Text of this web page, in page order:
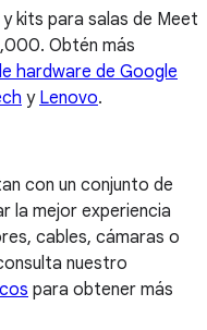
kits para salas de Meet
Obtén más
hardware de Google
y Lenovo.
con un conjunto de
la mejor experiencia
cables, cámaras o
nuestro
para obtener más